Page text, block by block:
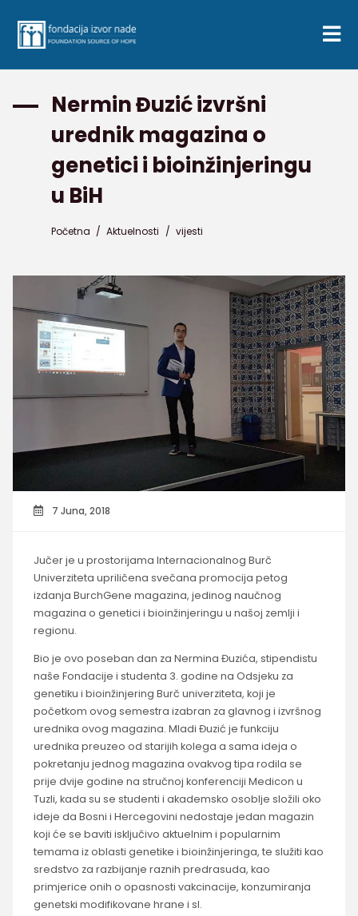
Nermin Đuzić izvršni
urednik magazina o
genetici i bioinžinjeringu
u BiH
Početna / Aktuelnosti / vijesti
7 Juna, 2018
Jučer je u prostorijama Internacionalnog Burč
Univerziteta upriličena svečana promocija petog
izdanja BurchGene magazina, jedinog naučnog
magazina o genetici i bioinžinjeringu u našoj zemlji i
regionu.
Bio je ovo poseban dan za Nermina Đuzića, stipendistu
naše Fondacije i studenta 3. godine na Odsjeku za
genetiku i bioinžinjering Burč univerziteta, koji je
početkom ovog semestra izabran za glavnog i izvršnog
urednika ovog magazina. Mladi Đuzić je funkciju
urednika preuzeo od starijih kolega a sama ideja o
pokretanju jednog magazina ovakvog tipa rodila se
prije dvije godine na stručnoj konferenciji Medicon u
Tuzli, kada su se studenti i akademsko osoblje složili oko
ideje da Bosni i Hercegovini nedostaje jedan magazin
koji će se baviti isključivo aktuelnim i popularnim
temama iz oblasti genetike i bioinžinjeringa, te služiti kao
sredstvo za razbijanje raznih predrasuda, kao
primjerice onih o opasnosti vakcinacije, konzumiranja
genetski modifikovane hrane i sl.